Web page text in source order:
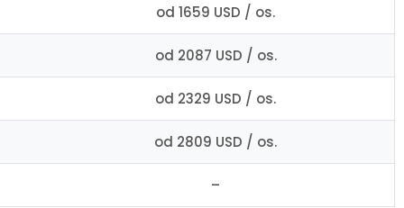
od 1659 USD / os.
od 2087 USD / os.
od 2329 USD / os.
od 2809 USD / os.
–